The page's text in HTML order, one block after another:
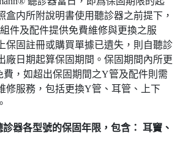
盒内所附說明書使用聽診器之前提下，
件及配件提供免費維修與更換之服
保固註冊或購買單據已遺失，則自聽診
廠日期起算保固期間。保固期間內所更
，如超出保固期間之Y管及配件則需
修服務，包括更換Y管、耳管、上下
器各型號的保固年限，包含： 耳竇、